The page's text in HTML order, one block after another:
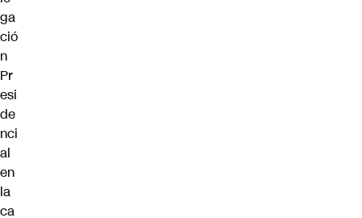
ga
ció
n
Pr
esi
de
nci
al
en
la
ca